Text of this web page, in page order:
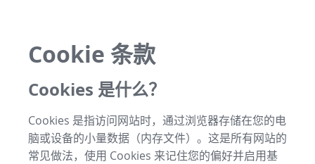
Cookie 条款
Cookies 是什么？
Cookies 是指访问网站时，通过浏览器存储在您的电
脑或设备的小量数据（内存文件）。这是所有网站的
常见做法，使用 Cookies 来记住您的偏好并启用基